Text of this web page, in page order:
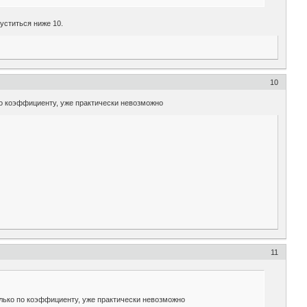
ниже 10.
10
коэффициенту, уже практически невозможно
11
по коэффициенту, уже практически невозможно